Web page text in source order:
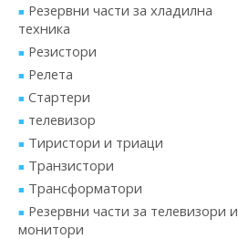
Резервни части за хладилна
техника
Резистори
Релета
Стартери
телевизор
Тиристори и триаци
Транзистори
Трансформатори
Резервни части за телевизори и
монитори